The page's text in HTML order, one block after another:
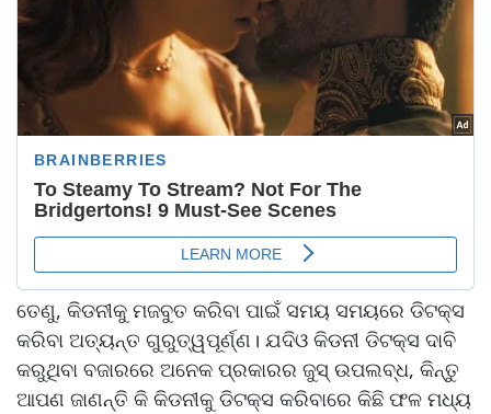
ତେଣୁ, କିଡନୀକୁ ମଜବୁତ କରିବା ପାଇଁ ସମୟ ସମୟରେ ଡିଟକ୍ସ
କରିବା ଅତ୍ୟନ୍ତ ଗୁରୁତ୍ୱପୂର୍ଣ୍ଣ। ଯଦିଓ କିଡନୀ ଡିଟକ୍ସ ଦାବି
କରୁଥିବା ବଜାରରେ ଅନେକ ପ୍ରକାରର ଜୁସ୍ ଉପଲବ୍ଧ, କିନ୍ତୁ
ଆପଣ ଜାଣନ୍ତି କି କିଡନୀକୁ ଡିଟକ୍ସ କରିବାରେ କିଛି ଫଳ ମଧ୍ୟ